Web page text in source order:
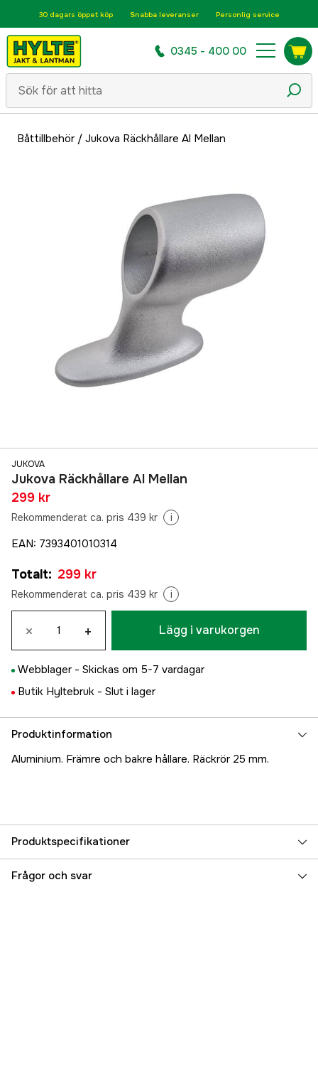
30 dagars öppet köp Snabba leveranser Personlig service
0345 - 400 00
Båttillbehör/ Jukova Räckhållare Al Mellan
JUKOVA
Jukova Räckhållare Al Mellan
299 kr
Rekommenderat ca. pris 439 kr i
EAN: 7393401010314
Totalt: 299 kr
Rekommenderat ca. pris 439 kr i
× + Lägg i varukorgen
Webblager - Skickas om 5-7 vardagar
Butik Hyltebruk - Slut i lager
Produktinformation
Aluminium. Främre och bakre hållare. Räckrör 25 mm.
Produktspecifikationer
Referensnummer 5000023136
Frågor och svar